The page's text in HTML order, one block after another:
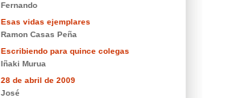
Fernando
Esas vidas ejemplares
Ramon Casas Peña
Escribiendo para quince colegas
Iñaki Murua
28 de abril de 2009
José